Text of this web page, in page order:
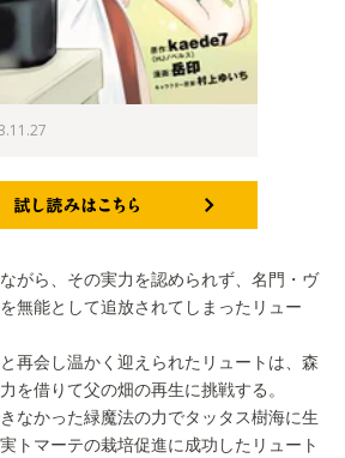
がら、その実力を認められず、名門・ヴ
無能として追放されてしまったリュー
再会し温かく迎えられたリュートは、森
を借りて父の畑の再生に挑戦する。
なかった緑魔法の力でタッタス樹海に生
トマーテの栽培促進に成功したリュート